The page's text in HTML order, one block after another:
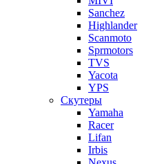
Sanchez
Highlander
Scanmoto
Sprmotors
TVS
Yacota
YPS
Скутеры
Yamaha
Racer
Lifan
Irbis